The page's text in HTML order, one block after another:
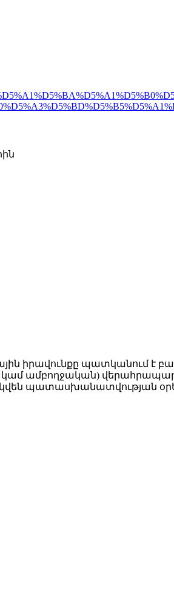
իրավունքը պատկանում է
կամ ամբողջական)
պատասխանատվության